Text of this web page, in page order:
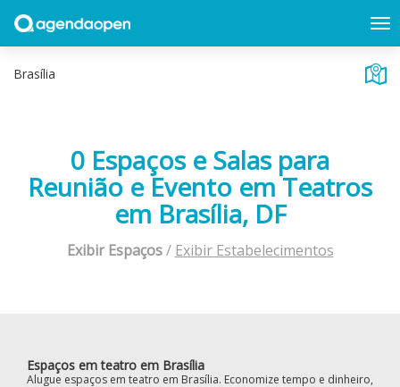
0 Espaços e Salas para
Reunião e Evento em Teatros
em Brasília, DF
Exibir Espaços/ Exibir Estabelecimentos
Espaços em teatro em Brasília
Alugue espaços em teatro em Brasília. Economize tempo e dinheiro,